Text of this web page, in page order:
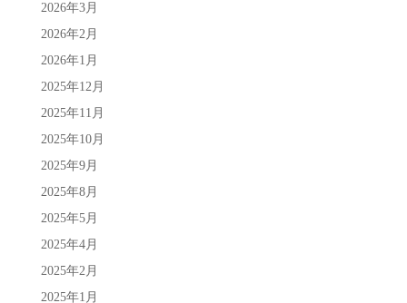
2026年3月
2026年2月
2026年1月
2025年12月
2025年11月
2025年10月
2025年9月
2025年8月
2025年5月
2025年4月
2025年2月
2025年1月